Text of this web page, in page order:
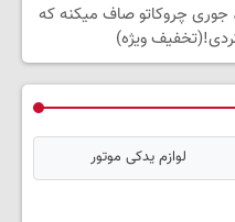
جوری چروکاتو صاف میکنه که
ویژه)
لوازم یدکی موتور